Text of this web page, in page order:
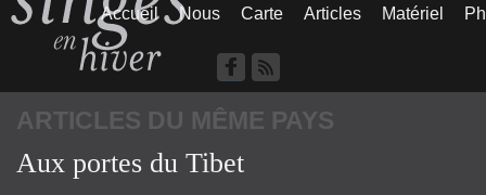
Accueil Nous Carte Articles Matériel
Chine
ARTICLES DU MÊME PAYS
Aux portes du Tibet